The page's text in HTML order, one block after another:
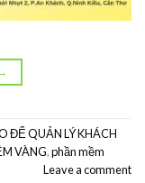
ĐỂ QUẢN LÝ KHÁCH
VÀNG,phần mềm
Leave a comment